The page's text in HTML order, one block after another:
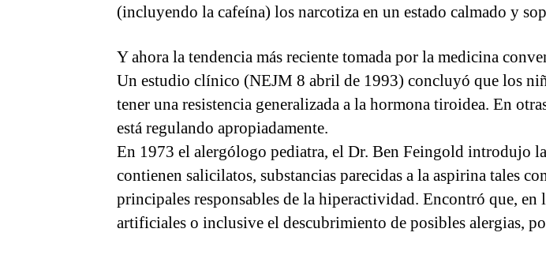
(incluyendo la cafeína) los narcotiza en un estado calmado y
Y ahora la tendencia más reciente tomada por la medicina
Un estudio clínico (NEJM 8 abril de 1993) concluyó que los
tener una resistencia generalizada a la hormona tiroidea. En
está regulando apropiadamente.
En 1973 el alergólogo pediatra, el Dr. Ben Feingold introdujo
contienen salicilatos, substancias parecidas a la aspirina tales
principales responsables de la hiperactividad. Encontró que,
artificiales o inclusive el descubrimiento de posibles alergias,